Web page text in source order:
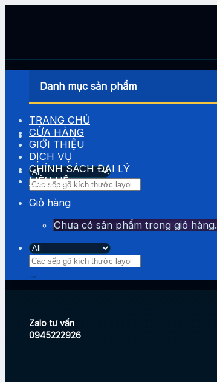
Tìm
kiếm:
Zalo tư vấn
0945222926
Danh mục sản phẩm
TRANG CHỦ
CỬA HÀNG
GIỚI THIỆU
DỊCH VỤ
CHÍNH SÁCH ĐẠI LÝ
LIÊN HỆ
Giỏ hàng
Chưa có sản phẩm trong giỏ hàng.
Tìm
kiếm: